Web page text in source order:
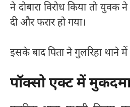
ने दोबारा विरोध किया तो
दी और फरार हो गया।
इसके बाद पिता ने गुलरिहा थाने
पॉक्सो एक्ट में